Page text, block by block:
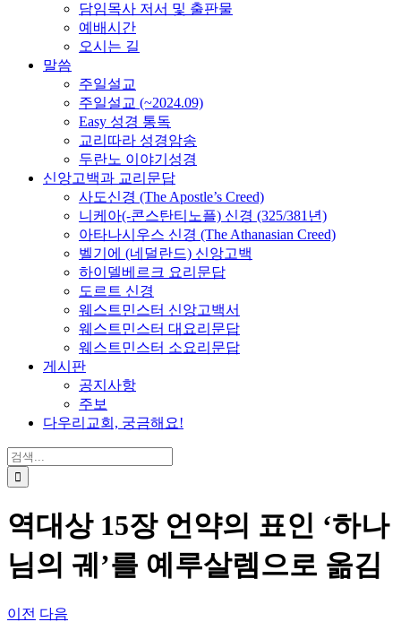
담임목사 저서 및 출판물
예배시간
오시는 길
말씀
주일설교
주일설교 (~2024.09)
Easy 성경 통독
교리따라 성경암송
두란노 이야기성경
신앙고백과 교리문답
사도신경 (The Apostle’s Creed)
니케아(-콘스탄티노플) 신경 (325/381년)
아타나시우스 신경 (The Athanasian Creed)
벨기에 (네덜란드) 신앙고백
하이델베르크 요리문답
도르트 신경
웨스트민스터 신앙고백서
웨스트민스터 대요리문답
웨스트민스터 소요리문답
게시판
공지사항
주보
다우리교회, 궁금해요!
검
색
...
역대상 15장 언약의 표인 ‘하나
님의 궤’를 예루살렘으로 옮김
이전 다음